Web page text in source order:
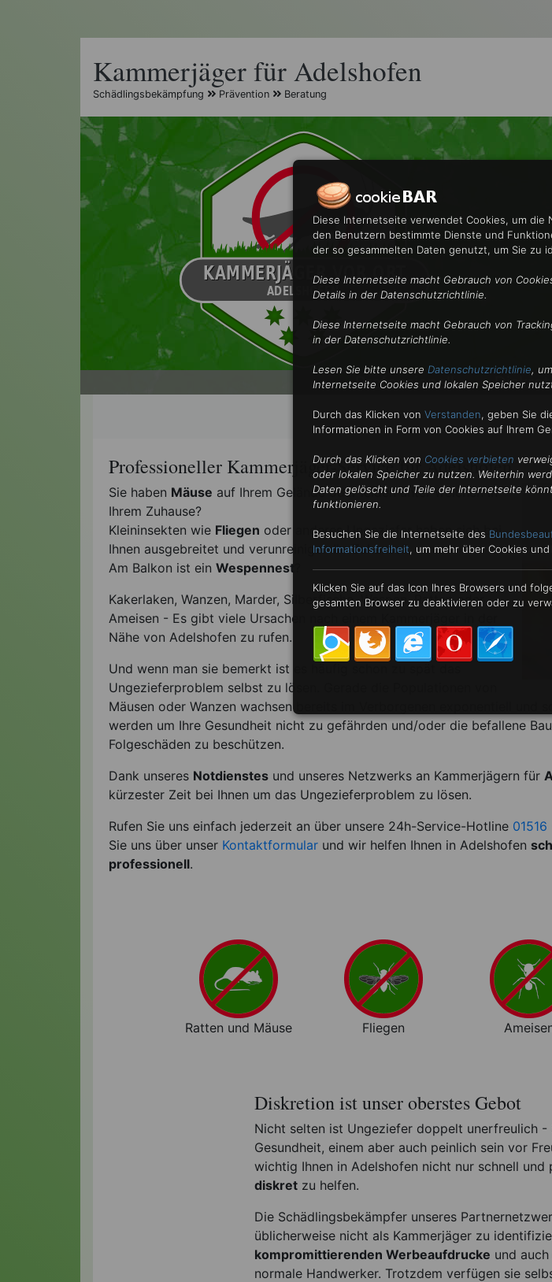
Kammerjäger für Adelshofen
Schädlingsbekämpfung Prävention Beratung
• Professionell • Diskret
Professioneller Kammerjäger-Service für Adelshofen
Sie haben Mäuse auf Ihrem Gelände oder leiden unter welchen in
Ihrem Zuhause?
Kleininsekten wie Fliegen oder anderes Ungeziefer haben sich bei
Ihnen ausgebreitet und verunreinigen Ihr Zuhause?
Am Balkon ist ein Wespennest
Kakerlaken, Wanzen, Marder, Silberfische, Wespen, Ratten oder
Ameisen - Es gibt viele Ursachen nach einem Kammerjäger in der
Nähe von Adelshofen zu rufen.
Und wenn man sie bemerkt ist es häufig schon zu spät das
Ungezieferproblem selbst zu lösen. Gerade die Populationen von
Mäusen oder Wanzen wachsen bereits im Verborgenen exponentiell und
werden um Ihre Gesundheit nicht zu gefährden und/oder die befallene
Folgeschäden zu beschützen.
Dank unseres Notdienstes und unseres Netzwerks an Kammerjägern für
kürzester Zeit bei Ihnen um das Ungezieferproblem zu lösen.
Rufen Sie uns einfach jederzeit an über unsere 24h-Service-Hotline
Sie uns über unser Kontaktformular und wir helfen Ihnen in Adelshofen
professionell.
Ratten und Mäuse Fliegen
Diskretion ist unser oberstes Gebot
Nicht selten ist Ungeziefer doppelt unerfreulich -
Gesundheit, einem aber auch peinlich sein vor
wichtig Ihnen in Adelshofen nicht nur schnell und
diskretzu helfen.
Die Schädlingsbekämpfer unseres
üblicherweise nicht als Kammerjäger zu
kompromittierenden Werbeaufdrucke und
normale Handwerker. Trotzdem verfügen sie
Diese Internetseite verwendet Cookies, um
den Benutzern bestimmte Dienste und
der so gesammelten Daten genutzt, um Sie zu
Diese Internetseite macht Gebrauch von
Details in der Datenschutzrichtlinie.
Diese Internetseite macht Gebrauch von
in der Datenschutzrichtlinie.
Lesen Sie bitte unsere Datenschutzrichtlinie,
Internetseite Cookies und lokalen Speicher
Durch das Klicken von Verstanden, geben Sie
Informationen in Form von Cookies auf Ihrem
Durch das Klicken von Cookies verbieten
oder lokalen Speicher zu nutzen. Weiterhin
Daten gelöscht und Teile der Internetseite
funktionieren.
Besuchen Sie die Internetseite des
Informationsfreiheit, um mehr über Cookies
Klicken Sie auf das Icon Ihres Browsers und
gesamten Browser zu deaktivieren oder zu